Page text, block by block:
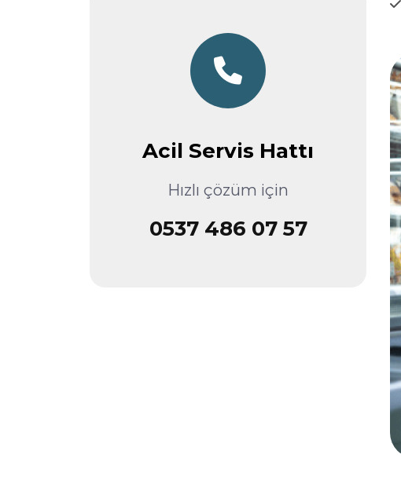
Acil Servis Hattı
Hızlı çözüm için
0537 486 07 57